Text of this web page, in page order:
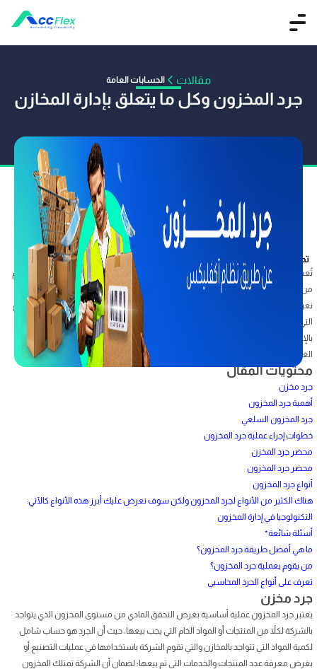
مقالات الحسابات العامة
جرد المخزون وكل ما يتعلق بإدارة المخازن
تم النشر بواسطة BASMA ALI
تُعد عملية جرد المخزون من المهام الأساسية التي يجب أن تقوم بها كافة الشركات حيث يتم
من خلالها التعرف على ما يتواجد بالشركة من منتجات أو مواد خام يجب بيعها، ولهذا سوف
نعرض عليك في هذا المقال كل ما يتعلق بهذا الأمر بداية من تعريف جرد المخزون والأنواع
التي يشملها مع التعرف على أفضل الطرق لجرد المخزون وأهميته العائدة على الشركات،
بالإضافة إلى التحدث حول المتطلبات التي تستطيع من خلالها تنفيذ عملية الجرد وغيرها من
العناصر الأخرى الهامة لك.
محتويات المقال
جرد مخزن
أهمية جرد المخزون
جرد المخزون السلعي
خطوات إجراء عملية جرد المخزون
محضر جرد المخزن
محضر جرد المخزون
أنواع جرد المخزون
هناك الكثير من الأنواع لجرد المخزون ولكن سوف نعرض عليك أبرز هذه الأنواع كالآتي:
التكنولوجيا في إدارة المخزون
أسئلة شائعة*
ما هي أفضل طريقة جرد المخزون؟
من يقوم بعملية جرد المخزون؟
تعرف على أنواع الجرد المحاسبي
جرد مخزن
يعتبر جرد المخزون عملية أساسية بغرض التحقق المادي من مستوى المخزون الذي يتواجد
بالشركة لكلاً من المنتجات أو المواد الخام التي يجب بيعها، حيث أن الجرد هو حساب شامل
لكمية المواد التي تتواجد بالمخازن والتي تقوم الشركة باستخدامها في عمليات التصنيع أو
بغرض معرفة عدد المنتجات والخدمات التي تم بيعها؛ لضمان أن الشركة تمتلك المخزون